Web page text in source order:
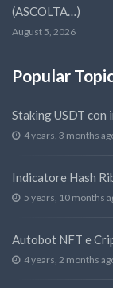
(ASCOLTA…)
August 5, 2026
Popular
Staking USDT con
4 years, 3 months
Indicatore Hash
5 years, 10 months
Autobot NFT e
4 years, 2 months